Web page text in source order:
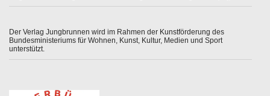
Der Verlag Jungbrunnen wird im Rahmen der Kunstförderung des
Bundesministeriums für Wohnen, Kunst, Kultur, Medien und Sport
unterstützt.